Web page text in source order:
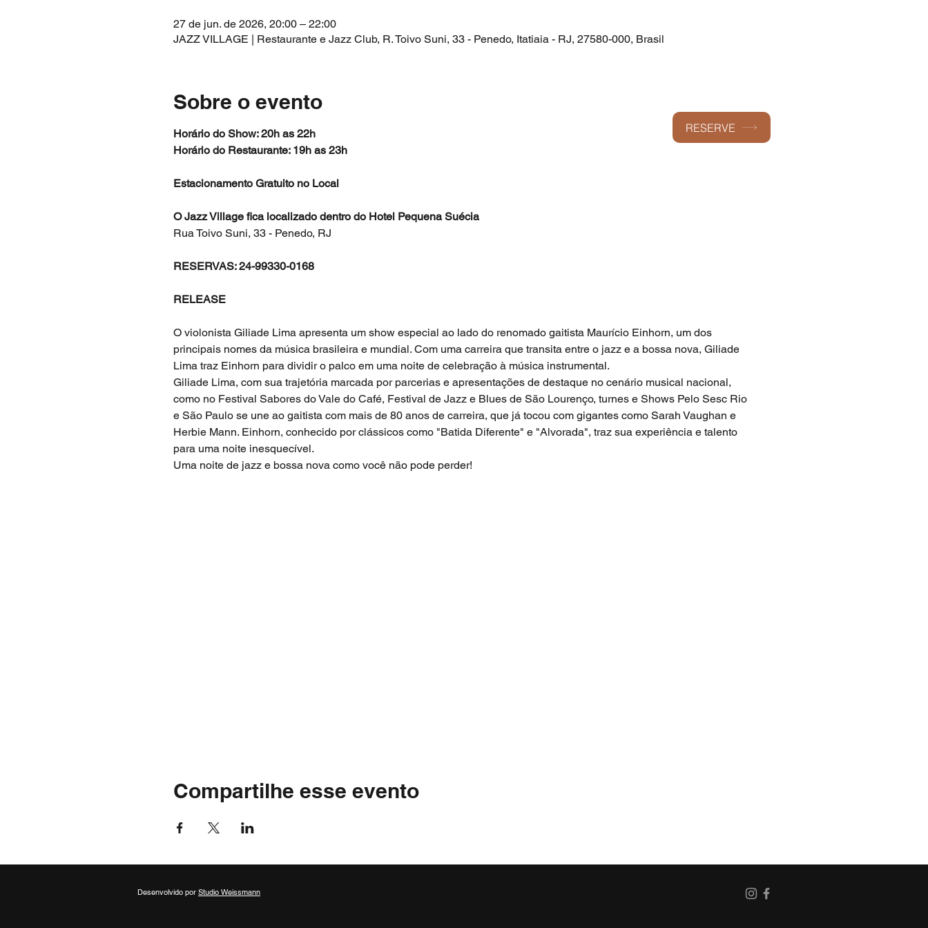
27 de jun. de 2026, 20:00 – 22:00
JAZZ VILLAGE | Restaurante e Jazz Club, R. Toivo Suni, 33 - Penedo, Itatiaia - RJ, 27580-000, Brasil
Sobre o evento
Horário do Show: 20h as 22h
Horário do Restaurante: 19h as 23h
Estacionamento Gratuito no Local
O Jazz Village fica localizado dentro do Hotel Pequena Suécia
Rua Toivo Suni, 33 - Penedo, RJ
RESERVAS: 24-99330-0168
RELEASE
O violonista Giliade Lima apresenta um show especial ao lado do renomado gaitista Maurício Einhorn, um dos
principais nomes da música brasileira e mundial. Com uma carreira que transita entre o jazz e a bossa nova, Giliade
Lima traz Einhorn para dividir o palco em uma noite de celebração à música instrumental.
Giliade Lima, com sua trajetória marcada por parcerias e apresentações de destaque no cenário musical nacional,
como no Festival Sabores do Vale do Café, Festival de Jazz e Blues de São Lourenço, turnes e Shows Pelo Sesc Rio
e São Paulo se une ao gaitista com mais de 80 anos de carreira, que já tocou com gigantes como Sarah Vaughan e
Herbie Mann. Einhorn, conhecido por clássicos como "Batida Diferente" e "Alvorada", traz sua experiência e talento
para uma noite inesquecível.
Uma noite de jazz e bossa nova como você não pode perder!
Compartilhe esse evento
RESERVE
Desenvolvido por Studio Weissmann